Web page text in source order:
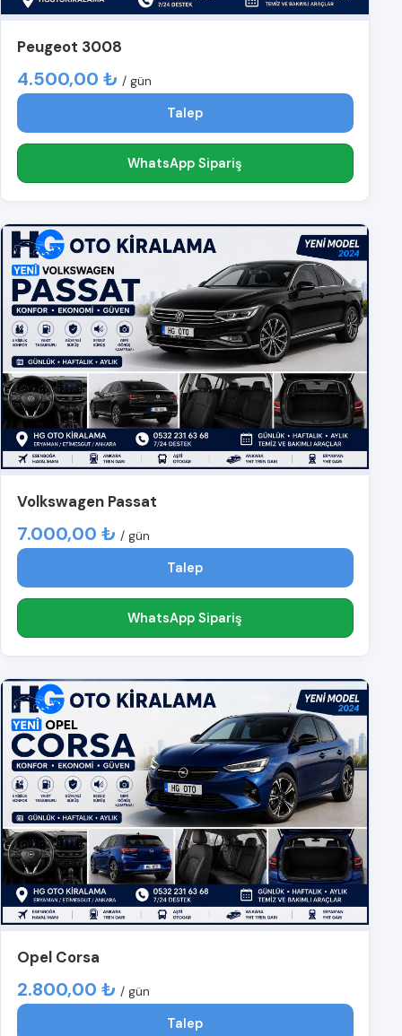
Peugeot 3008
4.500,00 ₺ / gün
Talep
WhatsApp Sipariş
Volkswagen Passat
7.000,00 ₺ / gün
Talep
WhatsApp Sipariş
Opel Corsa
2.800,00 ₺ / gün
Talep